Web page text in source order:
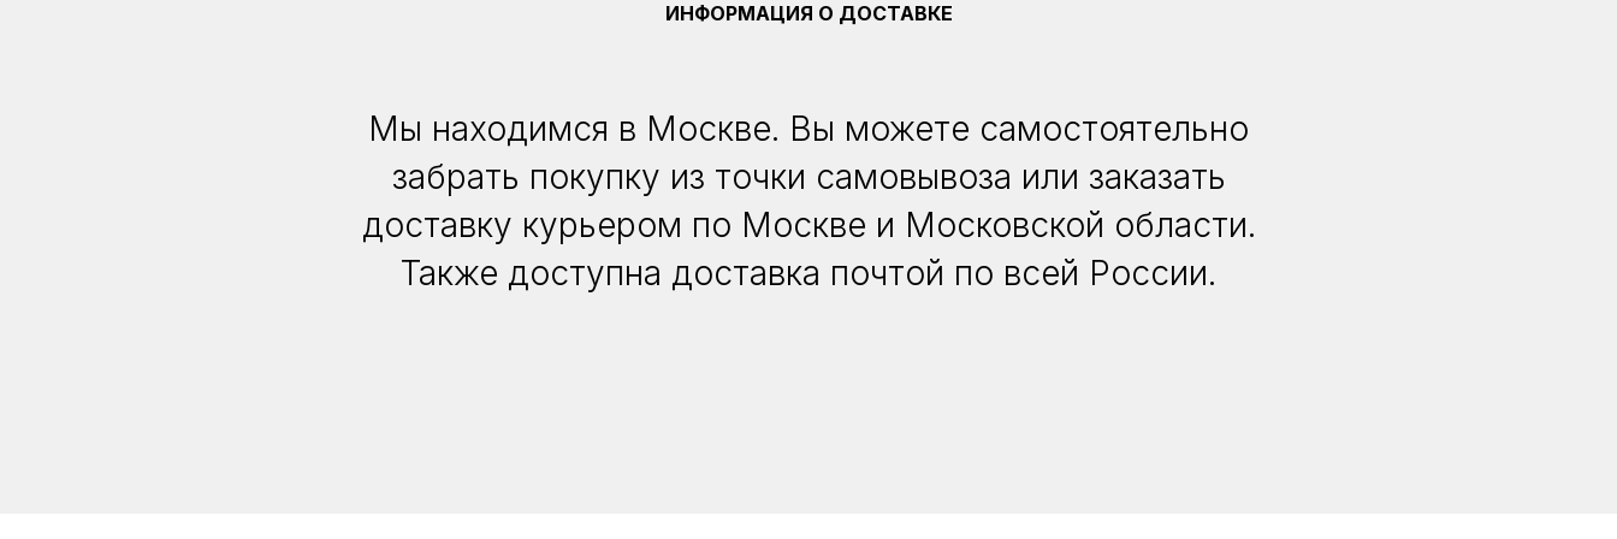
ИНФОРМАЦИЯ О ДОСТАВКЕ
Мы находимся в Москве. Вы можете самостоятельно
забрать покупку из точки самовывоза или заказать
доставку курьером по Москве и Московской области.
Также доступна доставка почтой по всей России.